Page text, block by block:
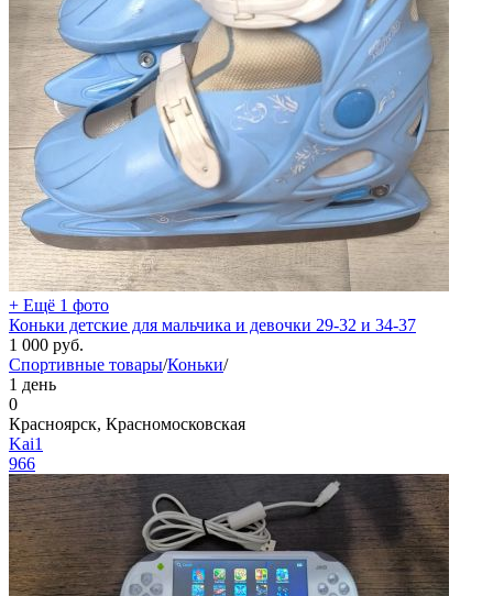
+ Ещё 1 фото
Коньки детские для мальчика и девочки 29-32 и 34-37
1 000 руб.
Спортивные товары/Коньки/
1 день
0
Красноярск, Красномосковская
Kai1
966